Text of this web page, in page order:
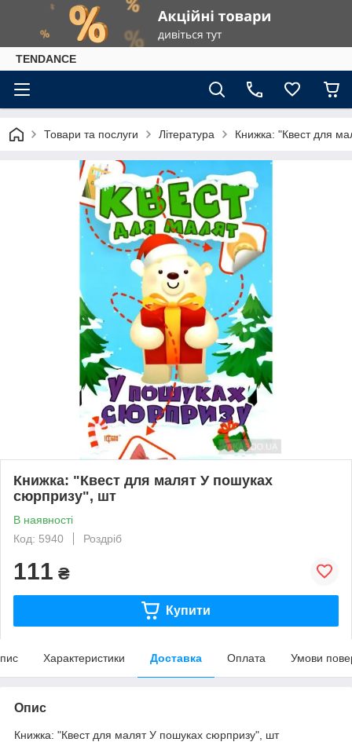
TENDANCE
Товари та послуги Література Книжка: "Квест для
Книжка: "Квест для малят У пошуках
сюрпризу", шт
В наявності
Код: 5940
Роздріб
111 ₴
Купити
Характеристики Доставка Оплата Умови
Опис
Книжка: "Квест для малят У пошуках сюрпризу", шт